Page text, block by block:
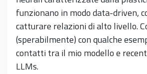
funzionano in modo data-driven,
catturare relazioni di alto livello.
(sperabilmente) con qualche
contatti tra il mio modello e
LLMs.